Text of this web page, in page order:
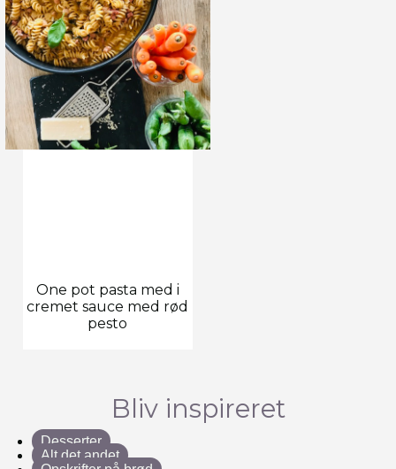
One pot pasta med i
cremet sauce med rød
pesto
Bliv inspireret
Desserter
Alt det andet